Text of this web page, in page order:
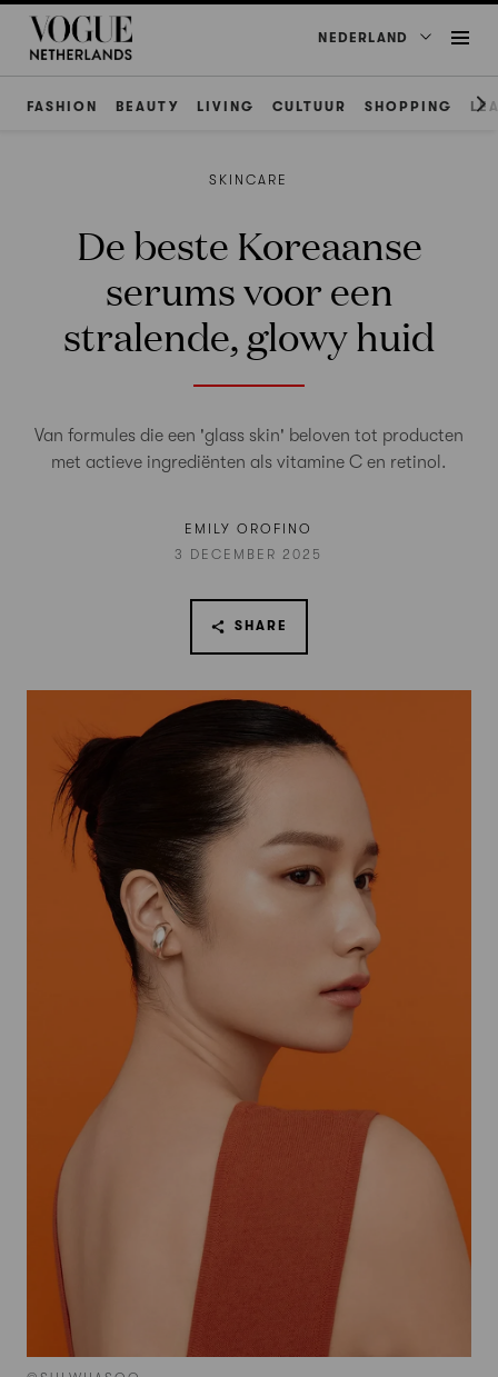
NEDERLAND
FASHION BEAUTY LIVING CULTUUR SHOPPING
SKINCARE
De beste Koreaanse
serums voor een
stralende, glowy huid
Van formules die een 'glass skin' beloven tot producten
met actieve ingrediënten als vitamine C en retinol.
EMILY OROFINO
3 DECEMBER 2025
SHARE